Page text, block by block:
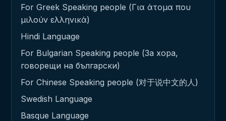
For Greek Speaking people (Για άτομα που
μιλούν ελληνικά)
Hindi Language
For Bulgarian Speaking people (За хора,
говорещи на български)
For Chinese Speaking people (对于说中文的人)
Swedish Language
Basque Language